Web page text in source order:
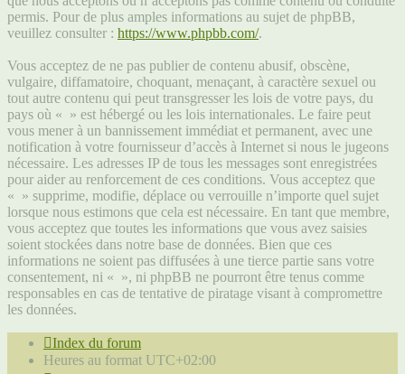
permis. Pour de plus amples informations au sujet de phpBB,
veuillez consulter : https://www.phpbb.com/.
Vous acceptez de ne pas publier de contenu abusif, obscène,
vulgaire, diffamatoire, choquant, menaçant, à caractère sexuel ou
tout autre contenu qui peut transgresser les lois de votre pays, du
pays où « » est hébergé ou les lois internationales. Le faire peut
vous mener à un bannissement immédiat et permanent, avec une
notification à votre fournisseur d’accès à Internet si nous le jugeons
nécessaire. Les adresses IP de tous les messages sont enregistrées
pour aider au renforcement de ces conditions. Vous acceptez que
« » supprime, modifie, déplace ou verrouille n’importe quel sujet
lorsque nous estimons que cela est nécessaire. En tant que membre,
vous acceptez que toutes les informations que vous avez saisies
soient stockées dans notre base de données. Bien que ces
informations ne soient pas diffusées à une tierce partie sans votre
consentement, ni « », ni phpBB ne pourront être tenus comme
responsables en cas de tentative de piratage visant à compromettre
les données.
Index du forum
Heures au format UTC+02:00